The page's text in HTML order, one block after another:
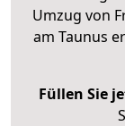
Umzug von
am Taunus
Füllen Sie